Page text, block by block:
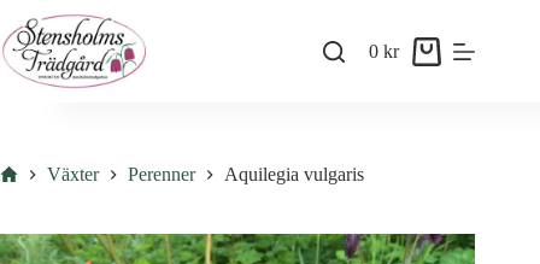
to
content
Shopping
0kr
HemVäxter Perenner Aquilegia vulgaris